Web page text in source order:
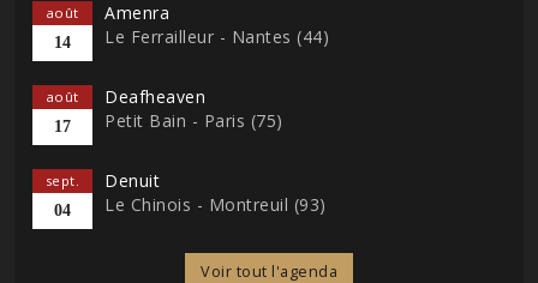
août
14
Amenra
Le Ferrailleur - Nantes (44)
août
17
Deafheaven
Petit Bain - Paris (75)
sept.
04
Denuit
Le Chinois - Montreuil (93)
Voir tout l'agenda